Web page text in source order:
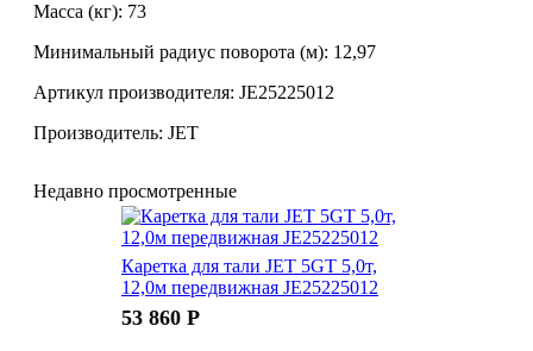
Масса (кг): 73
Минимальный радиус поворота (м): 12,97
Артикул производителя: JE25225012
Производитель: JET
Недавно просмотренные
Каретка для тали JET 5GT 5,0т,
12,0м передвижная JE25225012
53 860 Р